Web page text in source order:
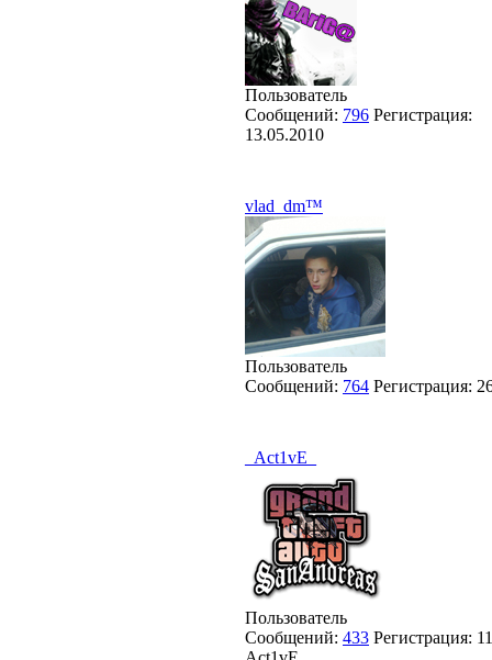
Пользователь
Сообщений: 796 Регистрация:
13.05.2010
vlad_dm™
Пользователь
Сообщений: 764 Регистрация:
_Act1vE_
Пользователь
Сообщений: 433 Регистрация: